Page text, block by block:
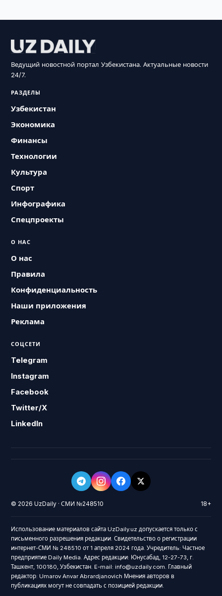
Ведущий новостной портал Узбекистана. Актуальные новости
24/7.
РАЗДЕЛЫ
Узбекистан
Экономика
Финансы
Технологии
Культура
Спорт
Инфографика
Спецпроекты
О НАС
О нас
Правила
Конфиденциальность
Наши приложения
Реклама
СОЦСЕТИ
Telegram
Instagram
Facebook
Twitter/X
LinkedIn
© 2026 UzDaily · СМИ №248510 18+
Использование материалов сайта UzDaily.uz допускается только с
письменного разрешения редакции. Свидетельство о регистрации
интернет-СМИ № 248510 от 1 апреля 2024 года. Учредитель: Частное
предприятие Daily Media. Адрес редакции: Юнусабад, 12-27-73, г.
Ташкент, 100180, Узбекистан. E-mail: info@uzdaily.com. Главный
редактор: Umarov Anvar Abrardjanovich Мнения авторов в
публикациях могут не совпадать с позицией редакции.